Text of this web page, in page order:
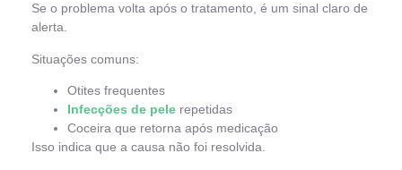
Se o problema volta após o tratamento, é um sinal claro de
alerta.
Situações comuns:
Otites frequentes
Infecções de pele repetidas
Coceira que retorna após medicação
Isso indica que a causa não foi resolvida.